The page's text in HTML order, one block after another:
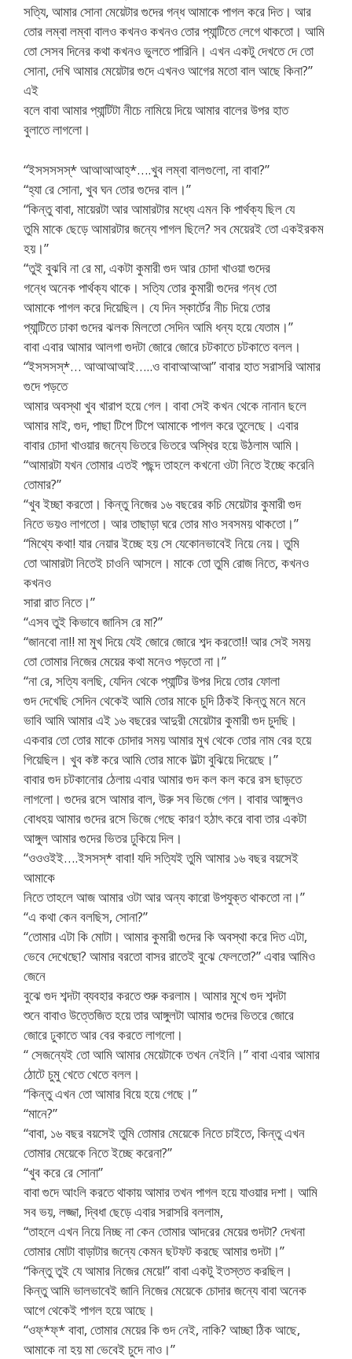
সত্যি, আমার সোনা মেয়েটার গুদের গন্ধ আমাকে পাগল করে দিত। আর
তোর লম্বা লম্বা বালও কখনও কখনও তোর প্যান্টিতে লেগে থাকতো। আমি
তো সেসব দিনের কথা কখনও ভুলতে পারিনি। এখন একটু দেখতে দে তো
সোনা, দেখি আমার মেয়েটার গুদে এখনও আগের মতো বাল আছে কিনা?”
এই
বলে বাবা আমার প্যান্টিটা নীচে নামিয়ে দিয়ে আমার বালের উপর হাত
বুলাতে লাগলো।
“ইসসসসস্* আআআআহ্*….খুব লম্বা বালগুলো, না বাবা?”
“হ্যা রে সোনা, খুব ঘন তোর গুদের বাল।”
“কিন্তু বাবা, মায়েরটা আর আমারটার মধ্যে এমন কি পার্থক্য ছিল যে
তুমি মাকে ছেড়ে আমারটার জন্যে পাগল ছিলে? সব মেয়েরই তো একইরকম
হয়।”
“তুই বুঝবি না রে মা, একটা কুমারী গুদ আর চোদা খাওয়া গুদের
গন্ধে অনেক পার্থক্য থাকে। সত্যি তোর কুমারী গুদের গন্ধ তো
আমাকে পাগল করে দিয়েছিল। যে দিন স্কার্টের নীচ দিয়ে তোর
প্যান্টিতে ঢাকা গুদের ঝলক মিলতো সেদিন আমি ধন্য হয়ে যেতাম।”
বাবা এবার আমার আলগা গুদটা জোরে জোরে চটকাতে চটকাতে বলল।
“ইসসসস্*… আআআআই…..ও বাবাআআআ” বাবার হাত সরাসরি আমার
গুদে পড়তে
আমার অবস্থা খুব খারাপ হয়ে গেল। বাবা সেই কখন থেকে নানান ছলে
আমার মাই, গুদ, পাছা টিপে টিপে আমাকে পাগল করে তুলেছে। এবার
বাবার চোদা খাওয়ার জন্যে ভিতরে ভিতরে অস্থির হয়ে উঠলাম আমি।
“আমারটা যখন তোমার এতই পছন্দ তাহলে কখনো ওটা নিতে ইচ্ছে করেনি
তোমার?”
“খুব ইচ্ছা করতো। কিন্তু নিজের ১৬ বছরের কচি মেয়েটার কুমারী গুদ
নিতে ভয়ও লাগতো। আর তাছাড়া ঘরে তোর মাও সবসময় থাকতো।”
“মিথ্যে কথা! যার নেয়ার ইচ্ছে হয় সে যেকোনভাবেই নিয়ে নেয়। তুমি
তো আমারটা নিতেই চাওনি আসলে। মাকে তো তুমি রোজ নিতে, কখনও
কখনও
সারা রাত নিতে।”
“এসব তুই কিভাবে জানিস রে মা?”
“জানবো না!! মা মুখ দিয়ে যেই জোরে জোরে শব্দ করতো!! আর সেই সময়
তো তোমার নিজের মেয়ের কথা মনেও পড়তো না।”
“না রে, সত্যি বলছি, যেদিন থেকে প্যান্টির উপর দিয়ে তোর ফোলা
গুদ দেখেছি সেদিন থেকেই আমি তোর মাকে চুদি ঠিকই কিন্তু মনে মনে
ভাবি আমি আমার এই ১৬ বছরের আদুরী মেয়েটার কুমারী গুদ চুদছি।
একবার তো তোর মাকে চোদার সময় আমার মুখ থেকে তোর নাম বের হয়ে
গিয়েছিল। খুব কষ্ট করে আমি তোর মাকে উল্টা বুঝিয়ে দিয়েছে।”
বাবার গুদ চটকানোর ঠেলায় এবার আমার গুদ কল কল করে রস ছাড়তে
লাগলো। গুদের রসে আমার বাল, উরু সব ভিজে গেল। বাবার আঙ্গুলও
বোধহয় আমার গুদের রসে ভিজে গেছে কারণ হঠাৎ করে বাবা তার একটা
আঙ্গুল আমার গুদের ভিতর ঢুকিয়ে দিল।
“ওওওইই….ইসসস্* বাবা! যদি সত্যিই তুমি আমার ১৬ বছর বয়সেই
আমাকে
নিতে তাহলে আজ আমার ওটা আর অন্য কারো উপযুক্ত থাকতো না।”
“এ কথা কেন বলছিস, সোনা?”
“তোমার এটা কি মোটা। আমার কুমারী গুদের কি অবস্থা করে দিত এটা,
ভেবে দেখেছো? আমার বরতো বাসর রাতেই বুঝে ফেলতো?” এবার আমিও
জেনে
বুঝে গুদ শব্দটা ব্যবহার করতে শুরু করলাম। আমার মুখে গুদ শব্দটা
শুনে বাবাও উত্তেজিত হয়ে তার আঙ্গুলটা আমার গুদের ভিতরে জোরে
জোরে ঢুকাতে আর বের করতে লাগলো।
“ সেজন্যেই তো আমি আমার মেয়েটাকে তখন নেইনি।” বাবা এবার আমার
ঠোটে চুমু খেতে খেতে বলল।
“কিন্তু এখন তো আমার বিয়ে হয়ে গেছে।”
“মানে?”
“বাবা, ১৬ বছর বয়সেই তুমি তোমার মেয়েকে নিতে চাইতে, কিন্তু এখন
তোমার মেয়েকে নিতে ইচ্ছে করেনা?”
“খুব করে রে সোনা”
বাবা গুদে আংলি করতে থাকায় আমার তখন পাগল হয়ে যাওয়ার দশা। আমি
সব ভয়, লজ্জা, দ্বিধা ছেড়ে এবার সরাসরি বললাম,
“তাহলে এখন নিয়ে নিচ্ছ না কেন তোমার আদরের মেয়ের গুদটা? দেখনা
তোমার মোটা বাড়াটার জন্যে কেমন ছটফট করছে আমার গুদটা।”
“কিন্তু তুই যে আমার নিজের মেয়ে!” বাবা একটু ইতস্তত করছিল।
কিন্তু আমি ভালভাবেই জানি নিজের মেয়েকে চোদার জন্যে বাবা অনেক
আগে থেকেই পাগল হয়ে আছে।
“ওফ্*ফ্* বাবা, তোমার মেয়ের কি গুদ নেই, নাকি? আচ্ছা ঠিক আছে,
আমাকে না হয় মা ভেবেই চুদে নাও।”